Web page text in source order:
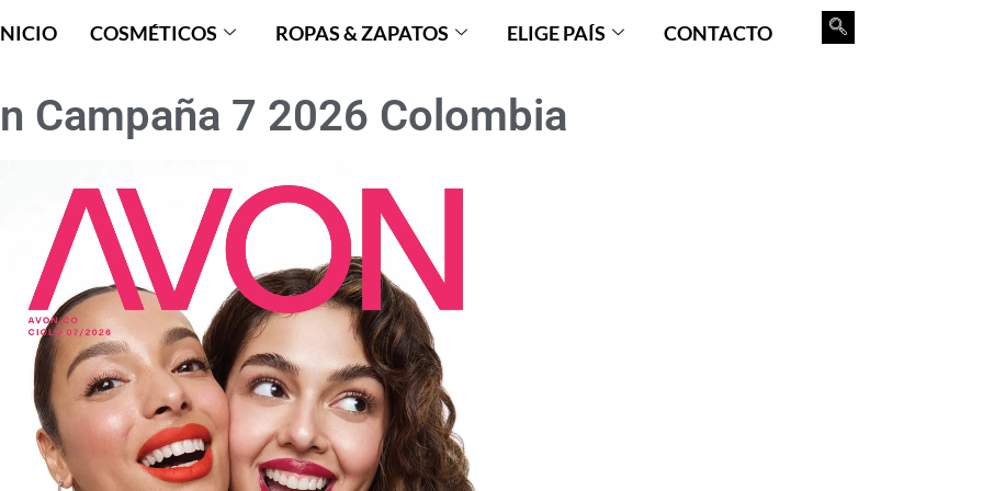
COSMÉTICOS ROPAS & ZAPATOS ELIGE PAÍS CONTACTO
Campaña 7 2026 Colombia